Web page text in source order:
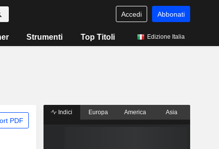
Accedi Abbonati
Strumenti Top Titoli Edizione Italia
PDF
Indici Europa America Asia